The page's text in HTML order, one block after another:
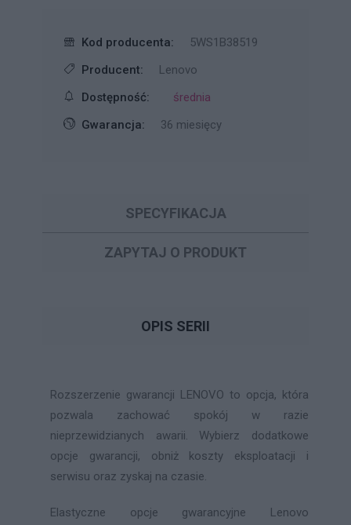
Kod producenta:
5WS1B38519
Producent:
Lenovo
Dostępność:
średnia
Gwarancja:
36 miesięcy
SPECYFIKACJA
ZAPYTAJ O PRODUKT
OPIS SERII
Rozszerzenie gwarancji LENOVO to opcja, która
pozwala zachować spokój w razie
nieprzewidzianych awarii. Wybierz dodatkowe
opcje gwarancji, obniż koszty eksploatacji i
serwisu oraz zyskaj na czasie.
Elastyczne opcje gwarancyjne Lenovo